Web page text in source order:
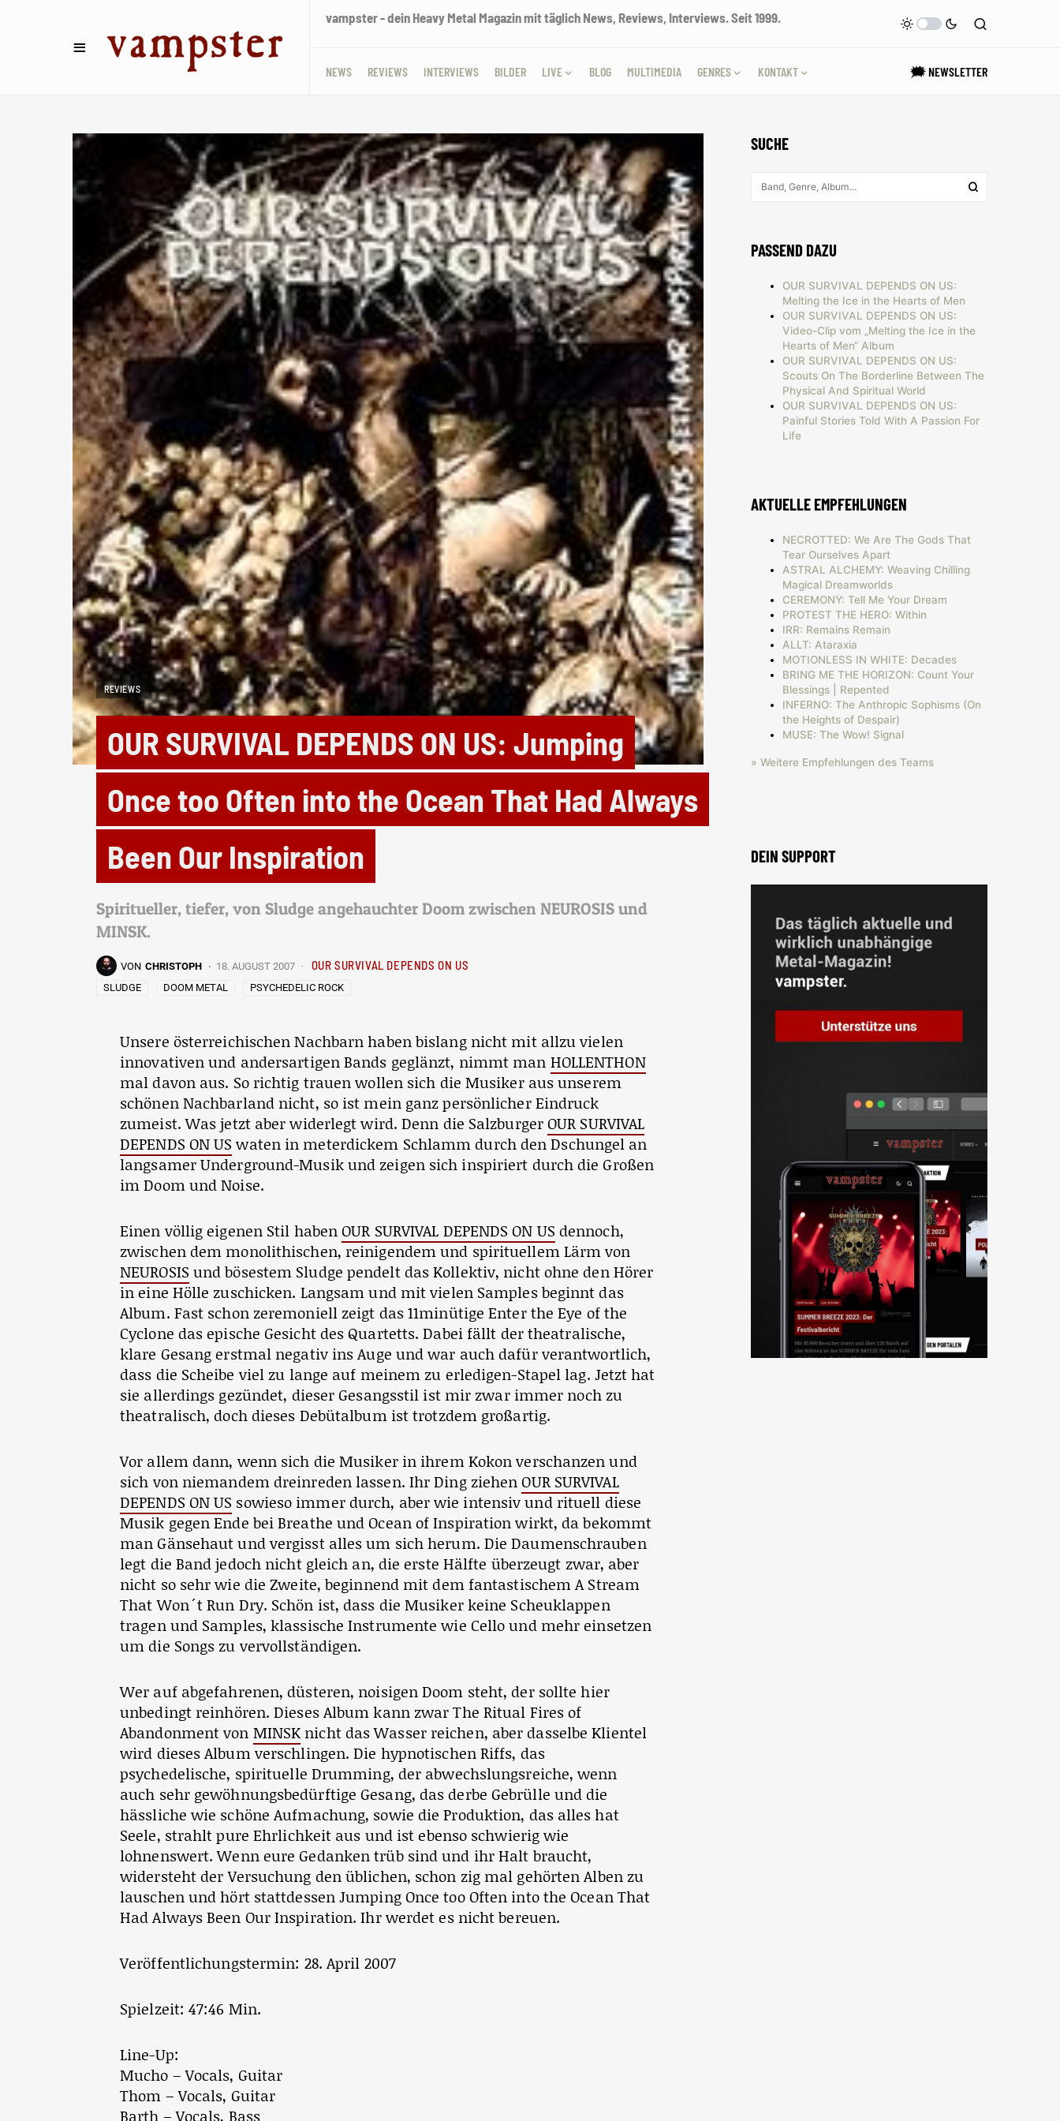
vampster - dein Heavy Metal Magazin mit täglich News, Reviews, Interviews. Seit 1999.
NEWS REVIEWS INTERVIEWS BILDER LIVE BLOG MULTIMEDIA GENRES KONTAKT 🗯 NEWSLETTER
REVIEWS
OUR SURVIVAL DEPENDS ON US: Jumping
Once too Often into the Ocean That Had Always
Been Our Inspiration
Spiritueller, tiefer, von Sludge angehauchter Doom zwischen NEUROSIS und
MINSK.
VON CHRISTOPH 18. AUGUST 2007 OUR SURVIVAL DEPENDS ON US
SLUDGE DOOM METAL PSYCHEDELIC ROCK
Unsere österreichischen Nachbarn haben bislang nicht mit allzu vielen
innovativen und andersartigen Bands geglänzt, nimmt man HOLLENTHON
mal davon aus. So richtig trauen wollen sich die Musiker aus unserem
schönen Nachbarland nicht, so ist mein ganz persönlicher Eindruck
zumeist. Was jetzt aber widerlegt wird. Denn die Salzburger OUR SURVIVAL
DEPENDS ON US waten in meterdickem Schlamm durch den Dschungel an
langsamer Underground-Musik und zeigen sich inspiriert durch die Großen
im Doom und Noise.
Einen völlig eigenen Stil haben OUR SURVIVAL DEPENDS ON US dennoch,
zwischen dem monolithischen, reinigendem und spirituellem Lärm von
NEUROSIS und bösestem Sludge pendelt das Kollektiv, nicht ohne den Hörer
in eine Hölle zuschicken. Langsam und mit vielen Samples beginnt das
Album. Fast schon zeremoniell zeigt das 11minütige Enter the Eye of the
Cyclone das epische Gesicht des Quartetts. Dabei fällt der theatralische,
klare Gesang erstmal negativ ins Auge und war auch dafür verantwortlich,
dass die Scheibe viel zu lange auf meinem zu erledigen-Stapel lag. Jetzt hat
sie allerdings gezündet, dieser Gesangsstil ist mir zwar immer noch zu
theatralisch, doch dieses Debütalbum ist trotzdem großartig.
Vor allem dann, wenn sich die Musiker in ihrem Kokon verschanzen und
sich von niemandem dreinreden lassen. Ihr Ding ziehen OUR SURVIVAL
DEPENDS ON US sowieso immer durch, aber wie intensiv und rituell diese
Musik gegen Ende bei Breathe und Ocean of Inspiration wirkt, da bekommt
man Gänsehaut und vergisst alles um sich herum. Die Daumenschrauben
legt die Band jedoch nicht gleich an, die erste Hälfte überzeugt zwar, aber
nicht so sehr wie die Zweite, beginnend mit dem fantastischem A Stream
That Won´t Run Dry. Schön ist, dass die Musiker keine Scheuklappen
tragen und Samples, klassische Instrumente wie Cello und mehr einsetzen
um die Songs zu vervollständigen.
Wer auf abgefahrenen, düsteren, noisigen Doom steht, der sollte hier
unbedingt reinhören. Dieses Album kann zwar The Ritual Fires of
Abandonment von MINSK nicht das Wasser reichen, aber dasselbe Klientel
wird dieses Album verschlingen. Die hypnotischen Riffs, das
psychedelische, spirituelle Drumming, der abwechslungsreiche, wenn
auch sehr gewöhnungsbedürftige Gesang, das derbe Gebrülle und die
hässliche wie schöne Aufmachung, sowie die Produktion, das alles hat
Seele, strahlt pure Ehrlichkeit aus und ist ebenso schwierig wie
lohnenswert. Wenn eure Gedanken trüb sind und ihr Halt braucht,
widersteht der Versuchung den üblichen, schon zig mal gehörten Alben zu
lauschen und hört stattdessen Jumping Once too Often into the Ocean That
Had Always Been Our Inspiration. Ihr werdet es nicht bereuen.
Veröffentlichungstermin: 28. April 2007
Spielzeit: 47:46 Min.
Line-Up:
Mucho – Vocals, Guitar
Thom – Vocals, Guitar
Barth – Vocals, Bass
SUCHE
PASSEND DAZU
OUR SURVIVAL DEPENDS ON US:
Melting the Ice in the Hearts of Men
OUR SURVIVAL DEPENDS ON US:
Video-Clip vom „Melting the Ice in the
Hearts of Men“ Album
OUR SURVIVAL DEPENDS ON US:
Scouts On The Borderline Between The
Physical And Spiritual World
OUR SURVIVAL DEPENDS ON US:
Painful Stories Told With A Passion For
Life
AKTUELLE EMPFEHLUNGEN
NECROTTED: We Are The Gods That
Tear Ourselves Apart
ASTRAL ALCHEMY: Weaving Chilling
Magical Dreamworlds
CEREMONY: Tell Me Your Dream
PROTEST THE HERO: Within
IRR: Remains Remain
ALLT: Ataraxia
MOTIONLESS IN WHITE: Decades
BRING ME THE HORIZON: Count Your
Blessings | Repented
INFERNO: The Anthropic Sophisms (On
the Heights of Despair)
MUSE: The Wow! Signal
» Weitere Empfehlungen des Teams
DEIN SUPPORT